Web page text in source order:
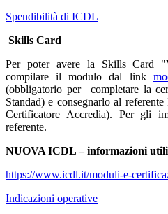
Spendibilità di ICDL
Skills Card
Per poter avere la Skills Card
compilare il modulo dal link
(obbligatorio per completare la
Standad) e consegnarlo al
Certificatore Accredia). Per gli
referente.
NUOVA ICDL – informazioni utili
https://www.icdl.it/moduli-e-
Indicazioni operative